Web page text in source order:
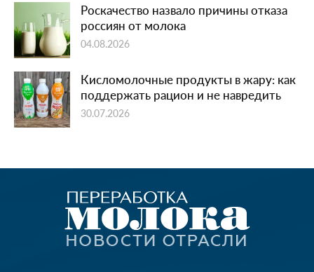
Роскачество назвало причины отказа
россиян от молока
04.08.2026
Кисломолочные продукты в жару: как
поддержать рацион и не навредить
30.07.2026